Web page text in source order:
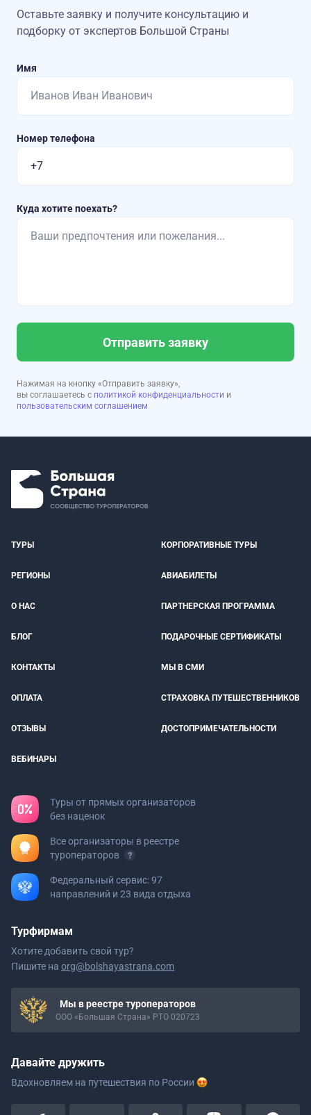
Оставьте заявку и получите консультацию и
подборку от экспертов Большой Страны
Имя
Номер телефона
Куда хотите поехать?
Отправить заявку
Нажимая на кнопку «Отправить заявку»,
вы соглашаетесь с политикой конфиденциальности и
пользовательским соглашением
ТУРЫ КОРПОРАТИВНЫЕ ТУРЫ
РЕГИОНЫ АВИАБИЛЕТЫ
О НАС ПАРТНЕРСКАЯ ПРОГРАММА
БЛОГ ПОДАРОЧНЫЕ СЕРТИФИКАТЫ
КОНТАКТЫ МЫ В СМИ
ОПЛАТА СТРАХОВКА ПУТЕШЕСТВЕННИКОВ
ОТЗЫВЫ ДОСТОПРИМЕЧАТЕЛЬНОСТИ
ВЕБИНАРЫ
Туры от прямых организаторов
без наценок
Все организаторы в реестре
туроператоров
Федеральный сервис: 97
направлений и 23 вида отдыха
Турфирмам
Хотите добавить свой тур?
Пишите на org@bolshayastrana.com
Мы в реестре туроператоров
ООО «Большая Страна» РТО 020723
Давайте дружить
Вдохновляем на путешествия по России